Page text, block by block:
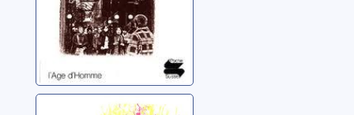
Hôtel Venus: un